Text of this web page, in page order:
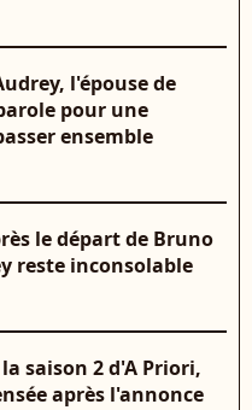
l'épouse de
pour une
ensemble
le départ de Bruno
reste inconsolable
saison 2 d'A Priori,
après l'annonce